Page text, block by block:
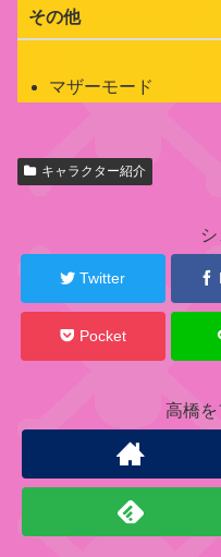
その他
マザーモード
関
連
ー
ッ
・
キャラクター紹介
Twitter
Pocket
高橋を